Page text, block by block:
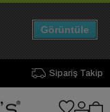
Sipariş Takip
Görüntüle